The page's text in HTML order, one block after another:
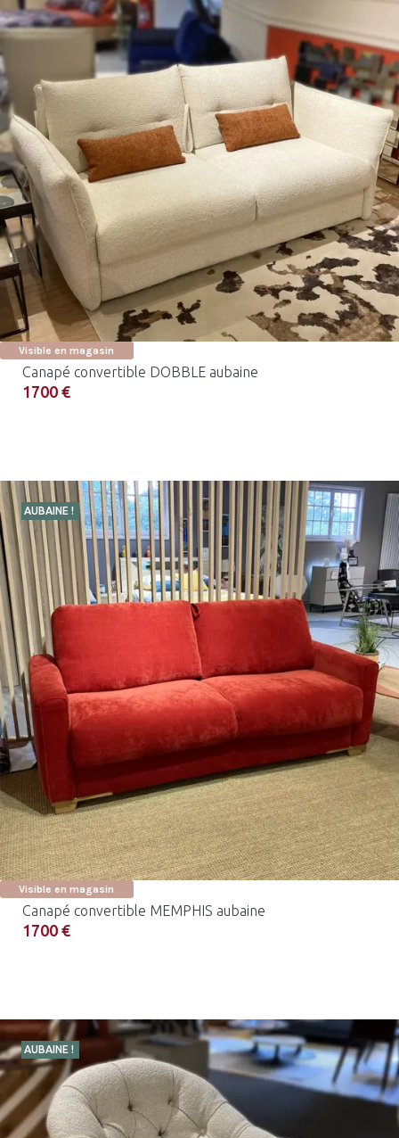
Visible en magasin
Canapé convertible DOBBLE aubaine
1700 €
AUBAINE !
Visible en magasin
Canapé convertible MEMPHIS aubaine
1700 €
AUBAINE !